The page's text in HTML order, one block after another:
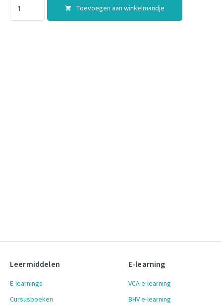
shopping_cart Toevoegen aan winkelmandje
Leermiddelen
E-learnings
Cursusboeken
E-learning
VCA e-learning
BHV e-learning